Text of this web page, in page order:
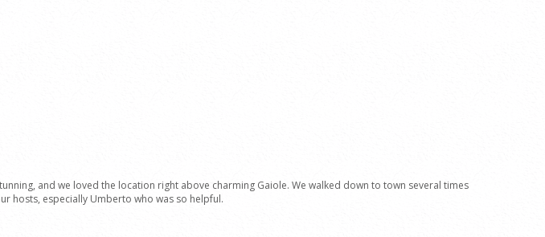
and we loved the location right above charming Gaiole. We walked down to town several times
hosts, especially Umberto who was so helpful.